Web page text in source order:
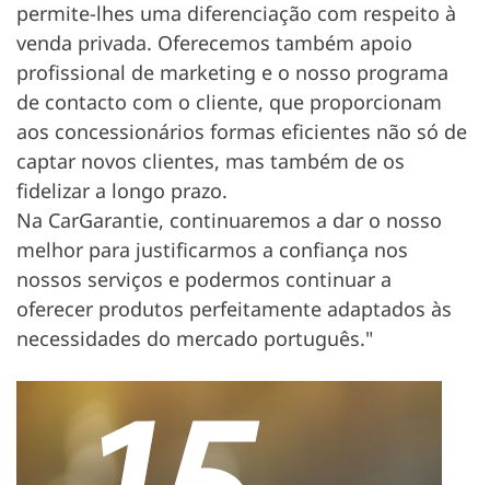
permite-lhes uma diferenciação com respeito à
venda privada. Oferecemos também apoio
profissional de marketing e o nosso programa
de contacto com o cliente, que proporcionam
aos concessionários formas eficientes não só de
captar novos clientes, mas também de os
fidelizar a longo prazo.
Na CarGarantie, continuaremos a dar o nosso
melhor para justificarmos a confiança nos
nossos serviços e podermos continuar a
oferecer produtos perfeitamente adaptados às
necessidades do mercado português."